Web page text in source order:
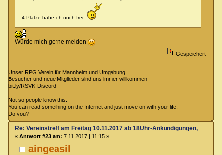
4 Plätze habe ich noch frei
Würde mich gerne melden
Gespeichert
Unser RPG Verein für Mannheim und Umgebung.
Besucher und neue Mitglieder sind uns immer willkommen
bit.ly/RSVK-Discord
Not so people know this:
You can read something on the Internet and just move on with your life.
Do you?
aingeasil
Re: Vereinstreff am Freitag 10.11.2017 ab 18Uhr-Ankündigungen,
« Antwort #23 am: 7.11.2017 | 11:15 »